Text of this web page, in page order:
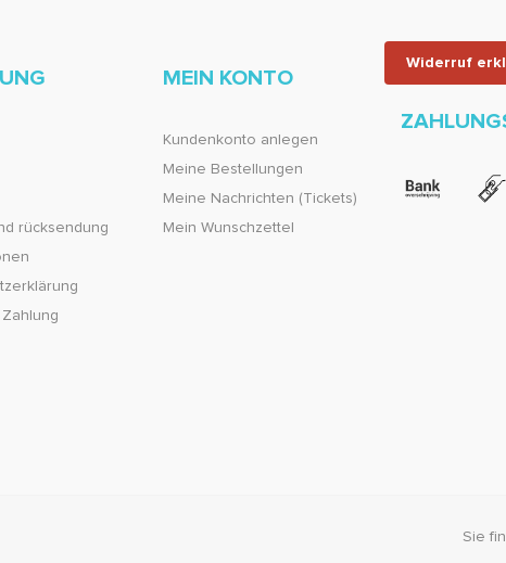
Widerruf
rücksendung
MEIN KONTO
Kundenkonto anlegen
Meine Bestellungen
Meine Nachrichten (Tickets)
Mein Wunschzettel
Sie